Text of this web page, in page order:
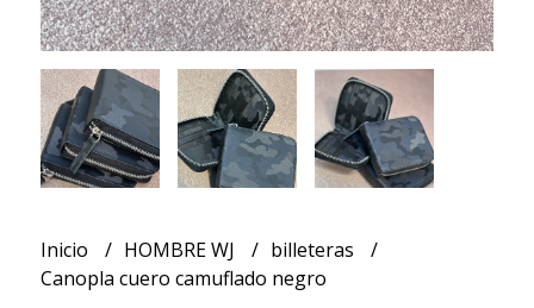
Inicio HOMBRE WJ
billeteras
Canopla cuero camuflado negro